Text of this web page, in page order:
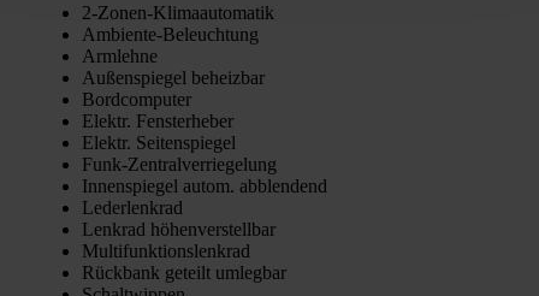
2‑Zo­nen-Kli­ma­au­to­ma­tik
Ambi­en­te-Beleuch­tung
Arm­leh­ne
Außen­spie­gel beheiz­bar
Bord­com­pu­ter
Elektr. Fens­ter­he­ber
Elektr. Sei­ten­spie­gel
Funk-Zen­tral­ver­rie­ge­lung
Innen­spie­gel autom. abblen­dend
Leder­lenk­rad
Lenk­rad höhen­ver­stell­bar
Mul­ti­funk­ti­ons­lenk­rad
Rück­bank geteilt umleg­bar